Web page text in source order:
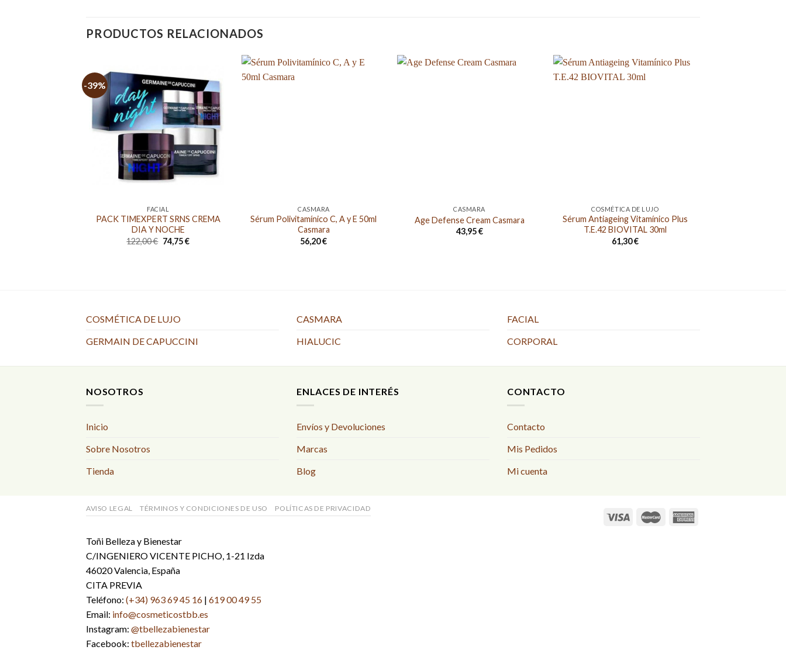
PRODUCTOS RELACIONADOS
-39%
FACIAL
PACK TIMEXPERT SRNS CREMA
DIA Y NOCHE
122,00€ El
precio
74,75€El
CASMARA
Sérum Polivitamínico C, A y E 50ml
Casmara
56,20€
CASMARA
Age Defense Cream Casmara
43,95€
COSMÉTICA DE LUJO
Sérum Antiageing Vitamínico Plus
T.E.42 BIOVITAL 30ml
61,30€
COSMÉTICA DE LUJO
GERMAIN DE CAPUCCINI
CASMARA
HIALUCIC
FACIAL
CORPORAL
NOSOTROS
Inicio
Sobre Nosotros
Tienda
ENLACES DE INTERÉS
Envíos y Devoluciones
Marcas
Blog
CONTACTO
Contacto
Mis Pedidos
Mi cuenta
AVISO LEGAL TÉRMINOS Y CONDICIONES DE USO POLÍTICAS DE PRIVACIDAD
Toñi Belleza y Bienestar
C/INGENIERO VICENTE PICHO, 1-21 Izda
46020 Valencia, España
CITA PREVIA
Teléfono: (+34) 963 69 45 16 | 619 00 49 55
Email: info@cosmeticostbb.es
Instagram: @tbellezabienestar
Facebook: tbellezabienestar